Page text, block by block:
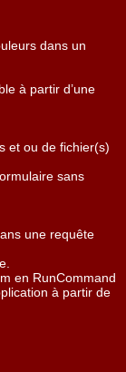
dans un
à partir d’une
et ou de fichier(s)
sans
une requête
en RunCommand
à partir de